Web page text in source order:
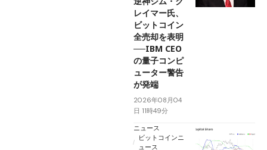
レイマー氏、
ビットコイン
全売却を表明
──IBM CEO
の量子コンピ
ューター警告
が発端
2026年08月04
日 11時49分
ニュース
ビットコインニ
ュース